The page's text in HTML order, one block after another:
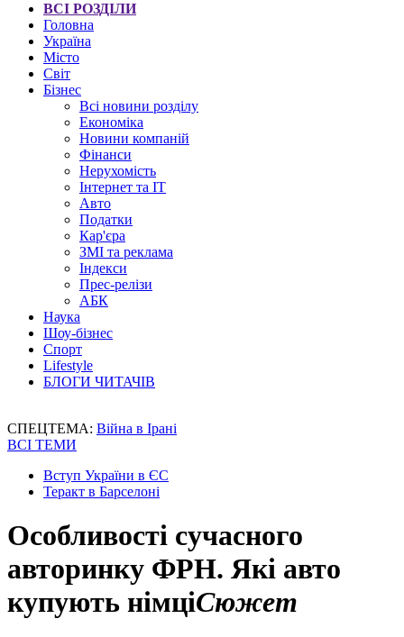
ВСІ РОЗДІЛИ
Головна
Україна
Місто
Світ
Бізнес
Всі новини розділу
Економіка
Новини компаній
Фінанси
Нерухомість
Інтернет та IT
Авто
Податки
Кар'єра
ЗМІ та реклама
Індекси
Прес-релізи
АБК
Наука
Шоу-бізнес
Спорт
Lifestyle
БЛОГИ ЧИТАЧІВ
СПЕЦТЕМА: Війна в Ірані
ВСІ ТЕМИ
Вступ України в ЄС
Теракт в Барселоні
Особливості сучасного
авторинку ФРН. Які авто
купують німціСюжет